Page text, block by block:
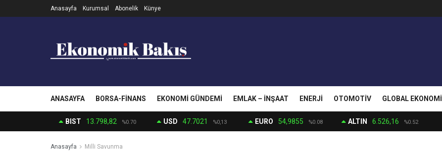
Anasayfa Kurumsal Abonelik Künye
ANASAYFA BORSA-FINANS EKONOMI GÜNDEMI EMLAK – İNŞAAT ENERJI OTOMOTIV GLOBAL EKONOMI
BIST 13.798,82 %0.70 USD 47.7021 %0,13 EURO 54,9855 %0.08 ALTIN 6.526,16 %0.52
Anasayfa Milli Savunma